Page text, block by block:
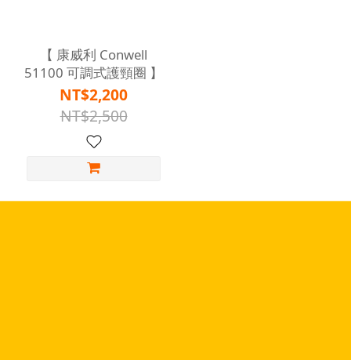
【 康威利 Conwell
51100 可調式護頸圈 】
NT$2,200
NT$2,500